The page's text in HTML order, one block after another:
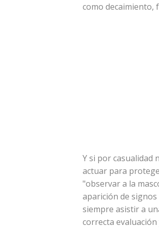
como decaimiento,
Y si por casualidad
actuar para
"observar a la
aparición de
siempre asistir a
correcta